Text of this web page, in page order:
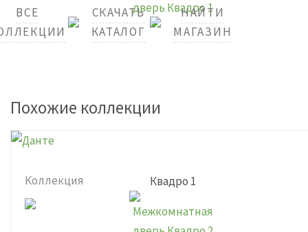
Квадро 1
ВСЕ
СКАЧАТЬ
КАТАЛОГ
НАЙТИ
МАГАЗИН
Похожие коллекции
Коллекция